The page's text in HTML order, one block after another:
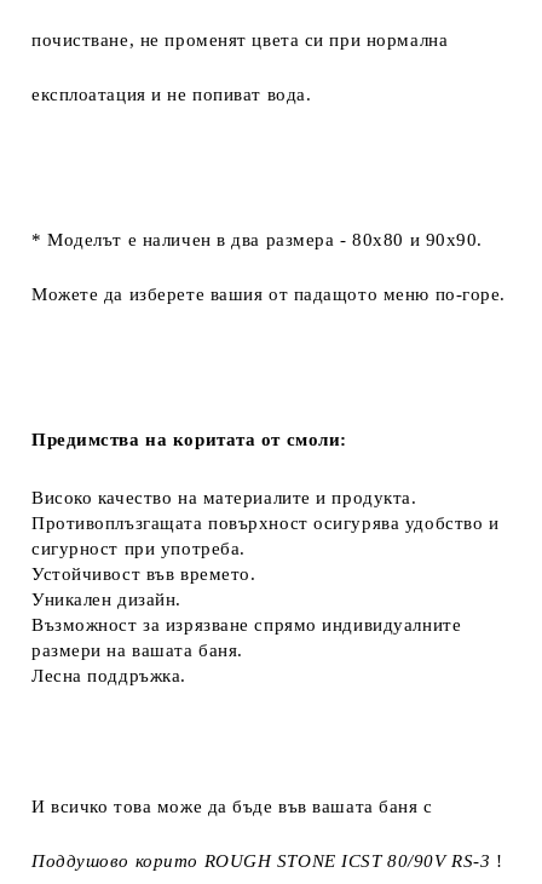
почистване, не променят цвета си при нормална
експлоатация и не попиват вода.
* Моделът е наличен в два размера - 80х80 и 90х90.
Можете да изберете вашия от падащото меню по-горе.
Предимства на коритата от смоли:
Високо качество на материалите и продукта.
Противоплъзгащата повърхност осигурява удобство и
сигурност при употреба.
Устойчивост във времето.
Уникален дизайн.
Възможност за изрязване спрямо индивидуалните
размери на вашата баня.
Лесна поддръжка.
И всичко това може да бъде във вашата баня с
Поддушово корито ROUGH STONE ICST 80/90V RS-3 !